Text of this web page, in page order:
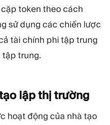
token theo cách
sử dụng các chiến lược
tài chính phi tập trung
tập trung.
lập thịtrường
hoạt động của nhà tạo